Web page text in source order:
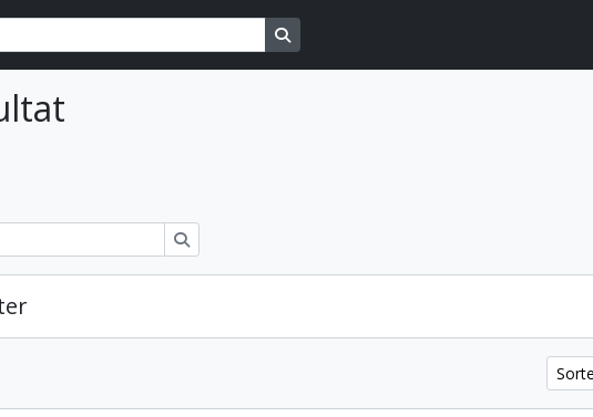
Search in browse page